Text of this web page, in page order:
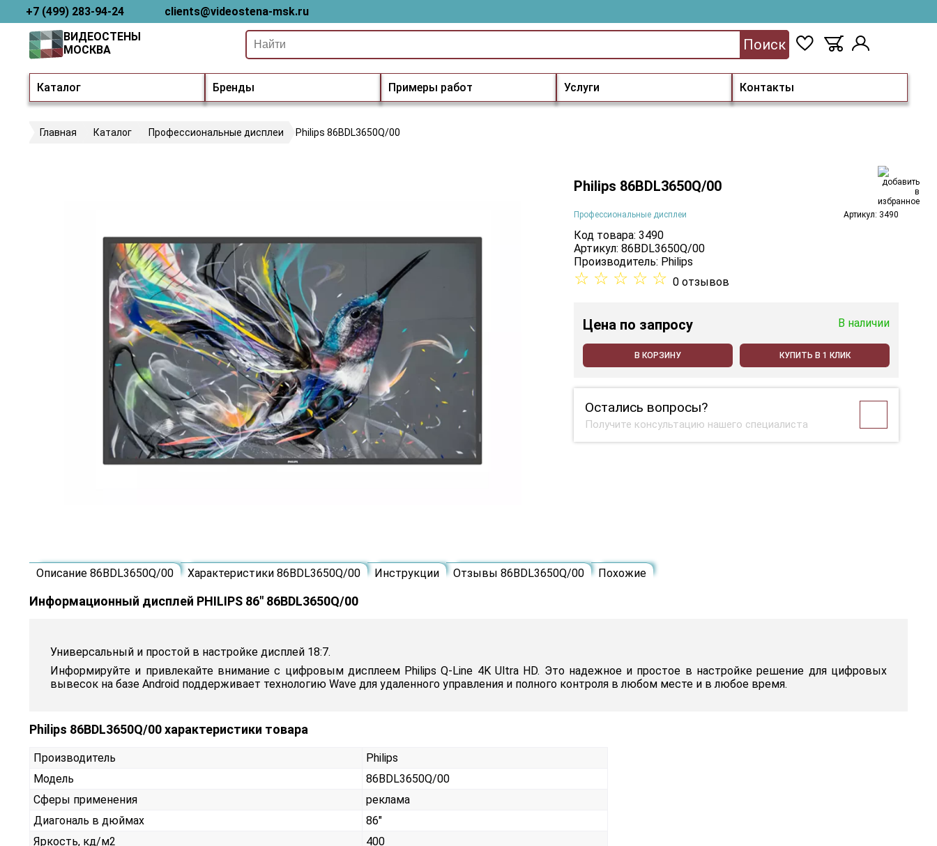
+7 (499) 283-94-24 clients@videostena-msk.ru
Каталог Бренды Примеры работ Услуги Контакты
ВИДЕОСТЕНЫ
МОСКВА
Поиск
Главная Каталог Профессиональные дисплеи Philips 86BDL3650Q/00
Philips 86BDL3650Q/00
Профессиональные дисплеи Артикул: 3490
Код товара: 3490
Артикул: 86BDL3650Q/00
Производитель: Philips
☆ ☆ ☆ ☆ ☆ 0 отзывов
Цена по запросу В наличии
В КОРЗИНУ КУПИТЬ В 1 КЛИК
Остались вопросы?
Получите консультацию нашего специалиста
Описание 86BDL3650Q/00 Характеристики 86BDL3650Q/00 Инструкции Отзывы 86BDL3650Q/00 Похожие
Информационный дисплей PHILIPS 86" 86BDL3650Q/00
Универсальный и простой в настройке дисплей 18:7.
Информируйте и привлекайте внимание с цифровым дисплеем Philips Q-Line 4K Ultra HD. Это надежное и простое в настройке решение для цифровых
вывесок на базе Android поддерживает технологию Wave для удаленного управления и полного контроля в любом месте и в любое время.
Philips 86BDL3650Q/00 характеристики товара
Производитель
Philips
Модель
86BDL3650Q/00
Сферы применения
реклама
Диагональ в дюймах
86"
Яркость, кд/м2
400